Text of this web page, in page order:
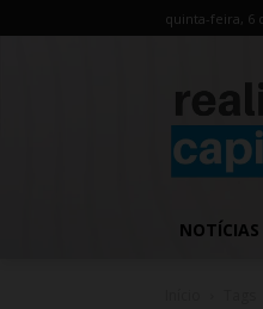
quinta-feira, 6
NOTÍCIAS